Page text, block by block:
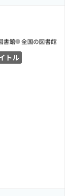
トル
書館 全国の図書館